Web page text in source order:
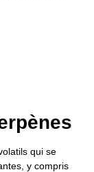
qui se
y compris